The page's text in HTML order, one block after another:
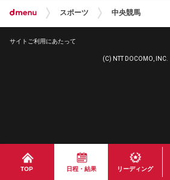
TOP 日程・結果 リーディング
スポーツ 中央競馬
サイトご利用にあたって
(C) NTT DOCOMO, INC.